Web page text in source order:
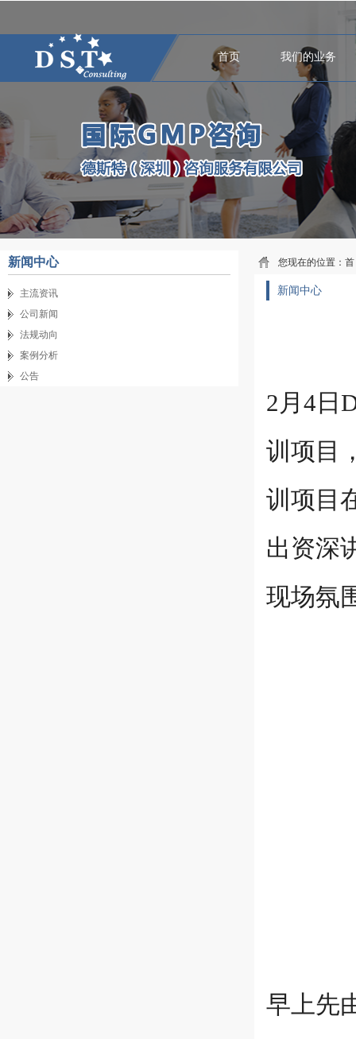
首页 我们的业务
新闻中心
主流资讯
公司新闻
法规动向
案例分析
公告
您现在的位置： 首
新闻中心
2月4日
训项目
训项目
出资深
现场氛
早上先